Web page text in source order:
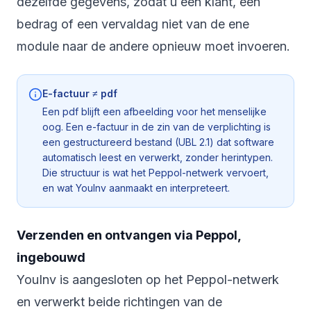
bedrag of een vervaldag niet van de ene
module naar de andere opnieuw moet invoeren.
E-factuur ≠ pdf
Een pdf blijft een afbeelding voor het menselijke
oog. Een e-factuur in de zin van de verplichting is
een gestructureerd bestand (UBL 2.1) dat software
automatisch leest en verwerkt, zonder herintypen.
Die structuur is wat het Peppol-netwerk vervoert,
en wat YouInv aanmaakt en interpreteert.
Verzenden en ontvangen via Peppol,
ingebouwd
YouInv is aangesloten op het Peppol-netwerk
en verwerkt beide richtingen van de